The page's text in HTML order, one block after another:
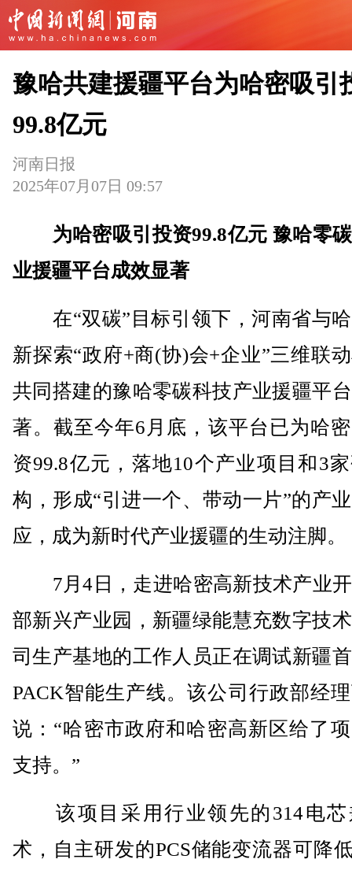
豫哈共建援疆平台为哈密吸引
99.8亿元
河南日报
2025年07月07日 09:57
为哈密吸引投资99.8亿元 豫哈零
业援疆平台成效显著
在“双碳”目标引领下，河南省与
新探索“政府+商(协)会+企业”三维联
共同搭建的豫哈零碳科技产业援疆平
著。截至今年6月底，该平台已为哈
资99.8亿元，落地10个产业项目和3
构，形成“引进一个、带动一片”的产
应，成为新时代产业援疆的生动注脚。
7月4日，走进哈密高新技术产业
部新兴产业园，新疆绿能慧充数字技
司生产基地的工作人员正在调试新疆
PACK智能生产线。该公司行政部经
说：“哈密市政府和哈密高新区给了
支持。”
该项目采用行业领先的314电芯
术，自主研发的PCS储能变流器可降